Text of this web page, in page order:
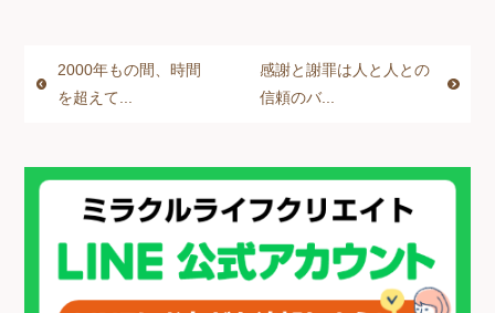
e
o
k
e
er
er
2000年もの間、時間
を超えて...
感謝と謝罪は人と人との
信頼のバ...